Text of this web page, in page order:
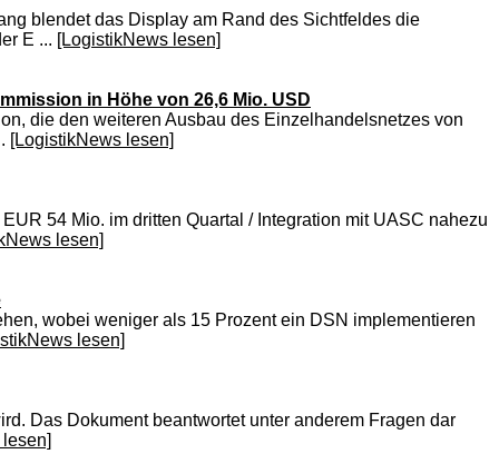
blendet das Display am Rand des Sichtfeldes die
E ... [LogistikNews lesen]
in Höhe von 26,6 Mio. USD
die den weiteren Ausbau des Einzelhandelsnetzes von
[LogistikNews lesen]
54 Mio. im dritten Quartal / Integration mit UASC nahezu
lesen]
wobei weniger als 15 Prozent ein DSN implementieren
lesen]
Das Dokument beantwortet unter anderem Fragen dar